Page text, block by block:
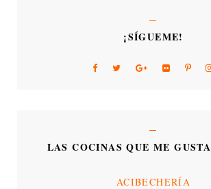
¡SÍGUEME!
LAS COCINAS QUE ME
ACIBECHERÍA